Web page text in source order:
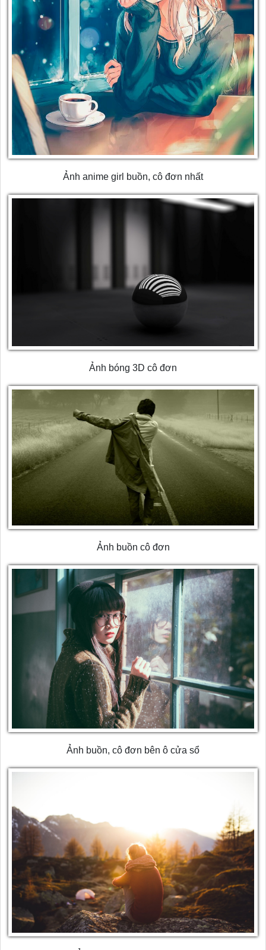
Ảnh anime girl buồn, cô đơn nhất
Ảnh bóng 3D cô đơn
Ảnh buồn cô đơn
Ảnh buồn, cô đơn bên ô cửa sổ